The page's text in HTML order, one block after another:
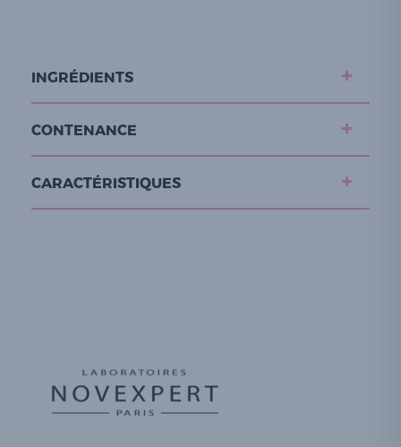
INGRÉDIENTS
CONTENANCE
CARACTÉRISTIQUES